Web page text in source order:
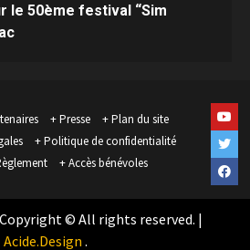
le 50ème festival “Sim
Presse
Plan du site
Politique de confidentialité
Accès bénévoles
© All rights reserved. |
Acide.Design .